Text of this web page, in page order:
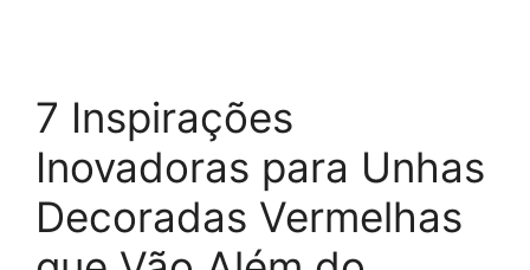
7 Inspirações
Inovadoras para Unhas
Decoradas Vermelhas